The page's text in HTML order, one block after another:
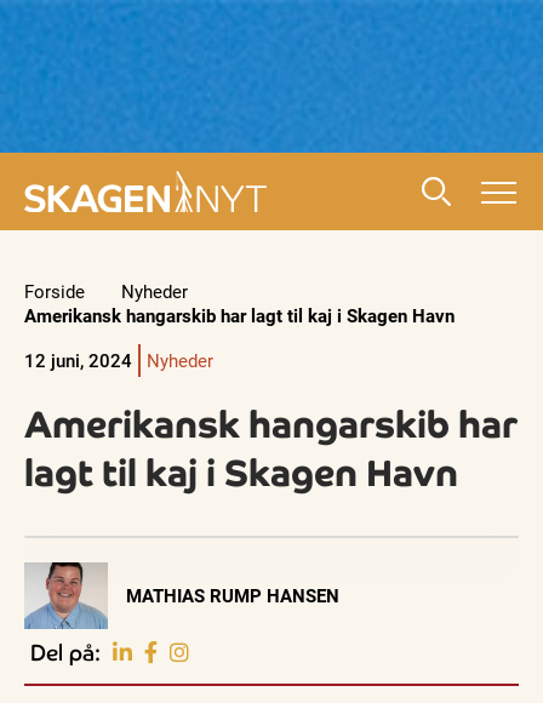
Forside
Nyheder
Amerikansk hangarskib har lagt til kaj i Skagen Havn
12 juni, 2024
Nyheder
Amerikansk hangarskib har
lagt til kaj i Skagen Havn
Visit Vendsyssel
EVENTKALENDER
Oplev events i
Vendsyssel WorkshopGuidede ture
Udeliv
MATHIAS RUMP HANSEN
Del på: